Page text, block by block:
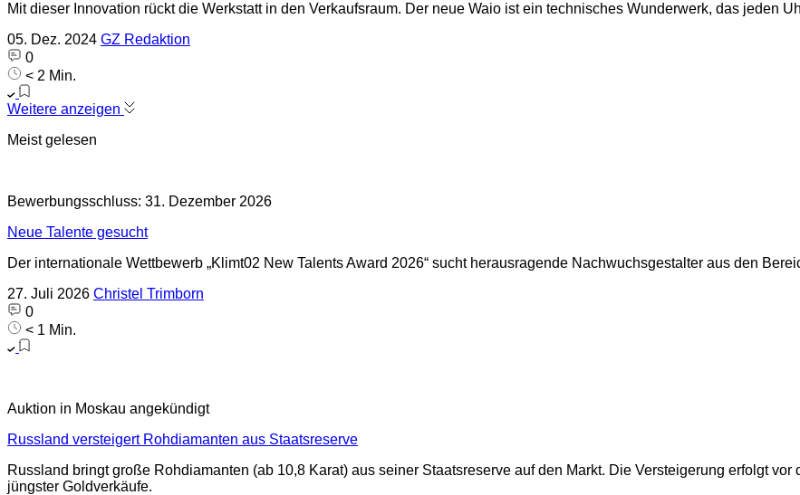
Mit dieser Innovation rückt die Werkstatt in den Verkaufsraum. Der neue Waio ist ein technisches Wunderwerk, das jeden
05. Dez. 2024 GZ Redaktion
0
< 2 Min.
Weitere anzeigen
Meist gelesen
Bewerbungsschluss: 31. Dezember 2026
Neue Talente gesucht
Der internationale Wettbewerb „Klimt02 New Talents Award 2026“ sucht herausragende Nachwuchsgestalter aus den
27. Juli 2026 Christel Trimborn
0
< 1 Min.
Auktion in Moskau angekündigt
Russland versteigert Rohdiamanten aus Staatsreserve
Russland bringt große Rohdiamanten (ab 10,8 Karat) aus seiner Staatsreserve auf den Markt. Die Versteigerung erfolgt
jüngster Goldverkäufe.